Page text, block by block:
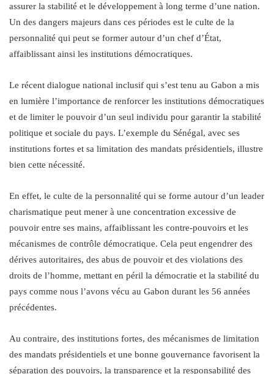
assurer la stabilité et le développement à long terme d’une nation.
Un des dangers majeurs dans ces périodes est le culte de la
personnalité qui peut se former autour d’un chef d’État,
affaiblissant ainsi les institutions démocratiques.
Le récent dialogue national inclusif qui s’est tenu au Gabon a mis
en lumière l’importance de renforcer les institutions démocratiques
et de limiter le pouvoir d’un seul individu pour garantir la stabilité
politique et sociale du pays. L’exemple du Sénégal, avec ses
institutions fortes et sa limitation des mandats présidentiels, illustre
bien cette nécessité.
En effet, le culte de la personnalité qui se forme autour d’un leader
charismatique peut mener à une concentration excessive de
pouvoir entre ses mains, affaiblissant les contre-pouvoirs et les
mécanismes de contrôle démocratique. Cela peut engendrer des
dérives autoritaires, des abus de pouvoir et des violations des
droits de l’homme, mettant en péril la démocratie et la stabilité du
pays comme nous l’avons vécu au Gabon durant les 56 années
précédentes.
Au contraire, des institutions fortes, des mécanismes de limitation
des mandats présidentiels et une bonne gouvernance favorisent la
séparation des pouvoirs, la transparence et la responsabilité des